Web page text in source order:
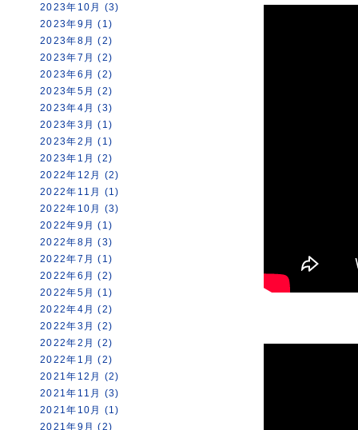
2023年10月 (3)
2023年9月 (1)
2023年8月 (2)
2023年7月 (2)
2023年6月 (2)
2023年5月 (2)
2023年4月 (3)
2023年3月 (1)
2023年2月 (1)
2023年1月 (2)
2022年12月 (2)
2022年11月 (1)
2022年10月 (3)
2022年9月 (1)
2022年8月 (3)
2022年7月 (1)
2022年6月 (2)
2022年5月 (1)
2022年4月 (2)
2022年3月 (2)
2022年2月 (2)
2022年1月 (2)
2021年12月 (2)
2021年11月 (3)
2021年10月 (1)
2021年9月 (2)